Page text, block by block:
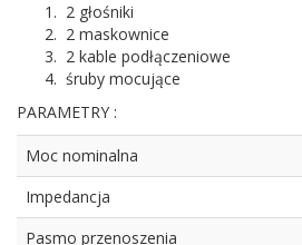
2 głośniki
2 maskownice
2 kable podłączeniowe
śruby mocujące
PARAMETRY :
Moc nominalna
Impedancja
Pasmo przenoszenia